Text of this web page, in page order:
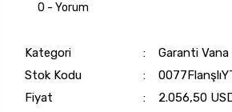
0 - Yorum
Kategori
Garanti Vana
Stok Kodu
Fiyat
2.056,50